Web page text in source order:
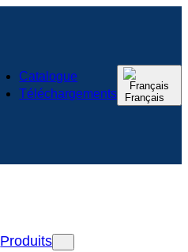
Catalogue
Téléchargements
Français
Produits